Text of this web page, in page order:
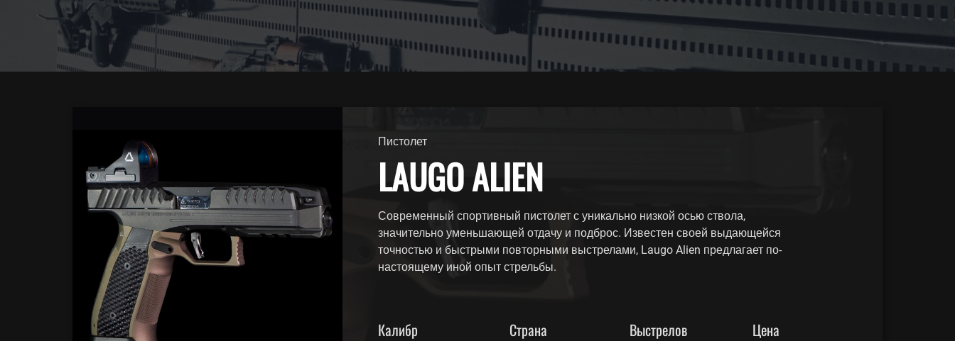
Пистолет
LAUGO ALIEN
Современный спортивный пистолет с уникально низкой осью ствола,
значительно уменьшающей отдачу и подброс. Известен своей выдающейся
точностью и быстрыми повторными выстрелами, Laugo Alien предлагает по-
настоящему иной опыт стрельбы.
Калибр Страна Выстрелов Цена